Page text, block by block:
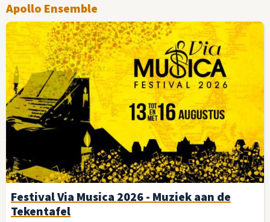
Apollo Ensemble
Festival Via Musica 2026 - Muziek aan de
Tekentafel